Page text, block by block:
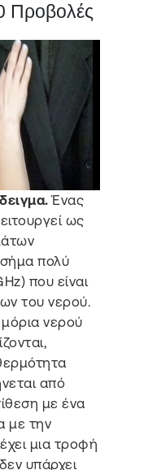
Προβολές
Ένας
ως
πολύ
που είναι
του νερού.
νερού
από
με ένα
με την
μια τροφή
υπάρχει